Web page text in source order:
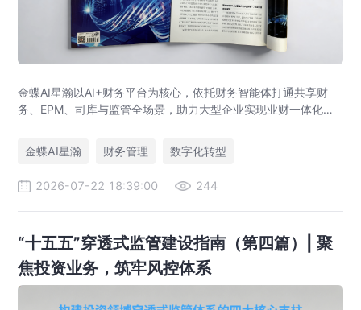
金蝶AI星瀚以AI+财务平台为核心，依托财务智能体打通共享财
务、EPM、司库与监管全场景，助力大型企业实现业财一体化与
局、华为、通威等领先企业的共同选择。
金蝶AI星瀚 财务管理 数字化转型
2026-07-22 18:39:00 244
“十五五”穿透式监管建设指南（第四篇）| 聚
焦投资业务，筑牢风控体系